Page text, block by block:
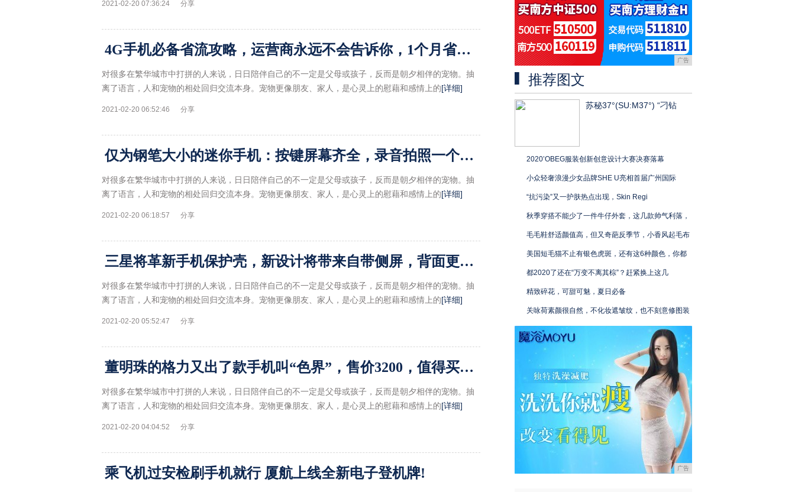
2021-02-20 07:36:24 分享
4G手机必备省流攻略，运营商永远不会告诉你，1个月省下30G!
对很多在繁华城市中打拼的人来说，日日陪伴自己的不一定是父母或孩子，反而是朝夕相伴的宠物。抽
离了语言，人和宠物的相处回归交流本身。宠物更像朋友、家人，是心灵上的慰藉和感情上的[详细]
2021-02-20 06:52:46 分享
仅为钢笔大小的迷你手机：按键屏幕齐全，录音拍照一个不少!
对很多在繁华城市中打拼的人来说，日日陪伴自己的不一定是父母或孩子，反而是朝夕相伴的宠物。抽
离了语言，人和宠物的相处回归交流本身。宠物更像朋友、家人，是心灵上的慰藉和感情上的[详细]
2021-02-20 06:18:57 分享
三星将革新手机保护壳，新设计将带来自带侧屏，背面更多变!
对很多在繁华城市中打拼的人来说，日日陪伴自己的不一定是父母或孩子，反而是朝夕相伴的宠物。抽
离了语言，人和宠物的相处回归交流本身。宠物更像朋友、家人，是心灵上的慰藉和感情上的[详细]
2021-02-20 05:52:47 分享
董明珠的格力又出了款手机叫“色界”，售价3200，值得买吗？!
对很多在繁华城市中打拼的人来说，日日陪伴自己的不一定是父母或孩子，反而是朝夕相伴的宠物。抽
离了语言，人和宠物的相处回归交流本身。宠物更像朋友、家人，是心灵上的慰藉和感情上的[详细]
2021-02-20 04:04:52 分享
乘飞机过安检刷手机就行 厦航上线全新电子登机牌!
广告
推荐图文
苏秘37°(SU:M37°) “刁钻
2020’OBEG服装创新创意设计大赛决赛落幕
小众轻奢浪漫少女品牌SHE U亮相首届广州国际
“抗污染”又一护肤热点出现，Skin Regi
秋季穿搭不能少了一件牛仔外套，这几款帅气利落，
毛毛鞋舒适颜值高，但又奇葩反季节，小香风起毛布
美国短毛猫不止有银色虎斑，还有这6种颜色，你都
都2020了还在“万变不离其棕”？赶紧换上这几
精致碎花，可甜可魅，夏日必备
关咏荷素颜很自然，不化妆遮皱纹，也不刻意修图装
广告